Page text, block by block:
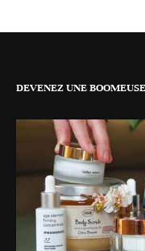
DEVENEZ UNE